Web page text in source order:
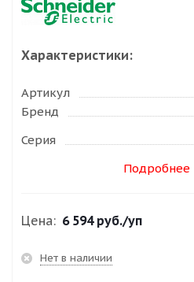
Характеристики:
Артикул
Бренд
Серия
Подробнее
Цена: 6 594 руб./уп
Нет в наличии